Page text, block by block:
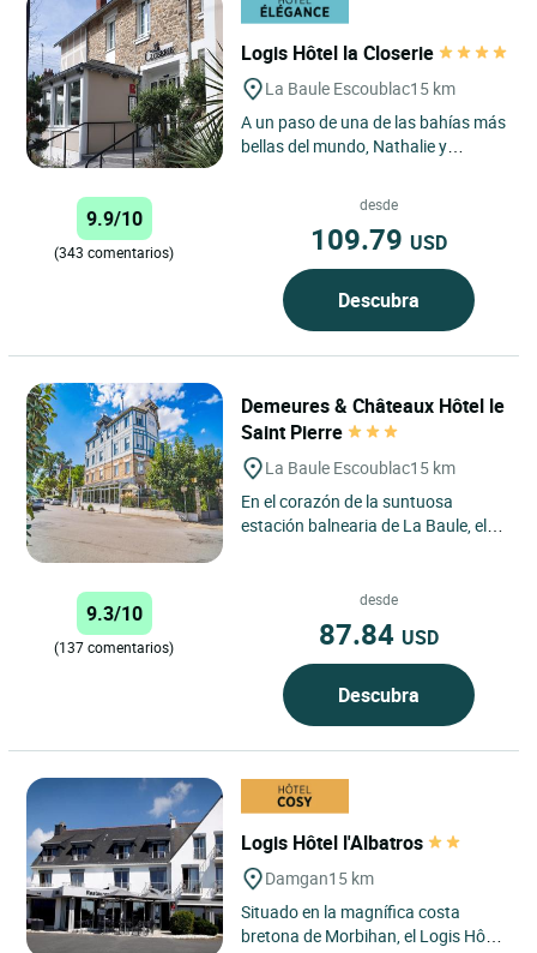
Logis Hôtel la Closerie
La Baule Escoublac15 km
A un paso de una de las bahías más
bellas del mundo, Nathalie y
encantador hotel en...
9.9/10
(343 comentarios)
desde
109.79 USD
Descubra
Demeures & Châteaux Hôtel le
Saint Pierre
La Baule Escoublac15 km
En el corazón de la suntuosa
estación balnearia de La Baule, el
9.3/10
(137 comentarios)
desde
87.84 USD
Descubra
Logis Hôtel l'Albatros
Damgan15 km
Situado en la magnífica costa
bretona de Morbihan, el Logis Hôtel